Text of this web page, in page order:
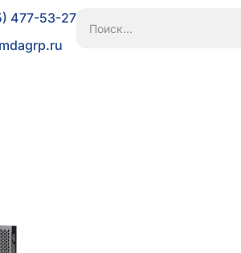
477-53-27